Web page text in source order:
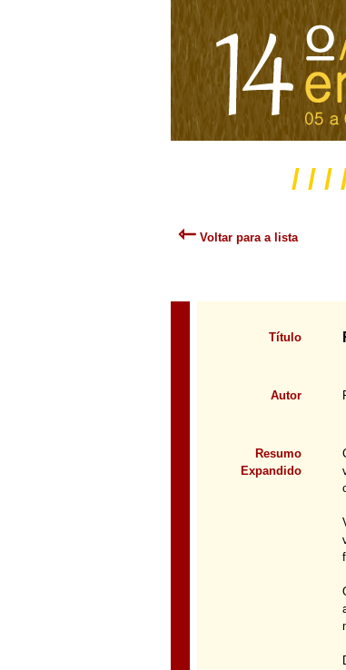
/ / /
⇽Voltar para a lista
Título
Autor
Resumo
Expandido